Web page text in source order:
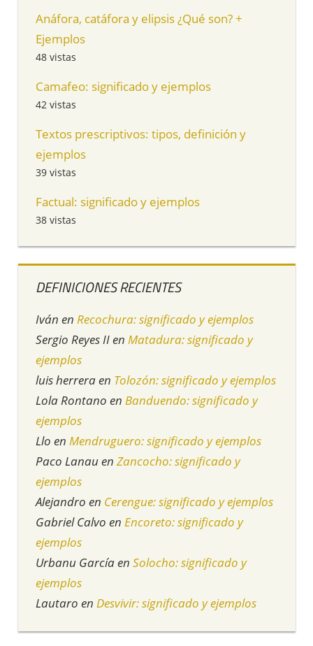
Anáfora, catáfora y elipsis ¿Qué son? +
Ejemplos
48 vistas
Camafeo: significado y ejemplos
42 vistas
Textos prescriptivos: tipos, definición y
ejemplos
39 vistas
Factual: significado y ejemplos
38 vistas
DEFINICIONES RECIENTES
Iván en Recochura: significado y ejemplos
Sergio Reyes IIen Matadura: significado y
ejemplos
luis herreraen Tolozón: significado y ejemplos
Lola Rontano en Banduendo: significado y
ejemplos
Llo en Mendruguero: significado y ejemplos
Paco Lanauen Zancocho: significado y
ejemplos
Alejandro en Cerengue: significado y ejemplos
Gabriel Calvo en Encoreto: significado y
ejemplos
Urbanu Garcíaen Solocho: significado y
ejemplos
Lautaro en Desvivir: significado y ejemplos